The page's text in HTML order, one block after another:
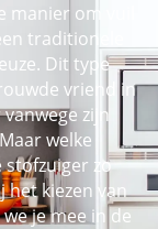
om vuil
traditionele
Dit type
vriend in
zijn
welke
zo
kiezen van
je mee in de